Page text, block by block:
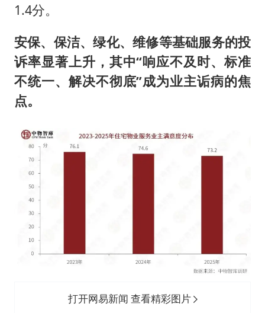
1.4分。
安保、保洁、绿化、维修等基础服务的投
诉率显著上升，其中“响应不及时、标准
不统一、解决不彻底”成为业主诟病的焦
点。
打开网易新闻 查看精彩图片